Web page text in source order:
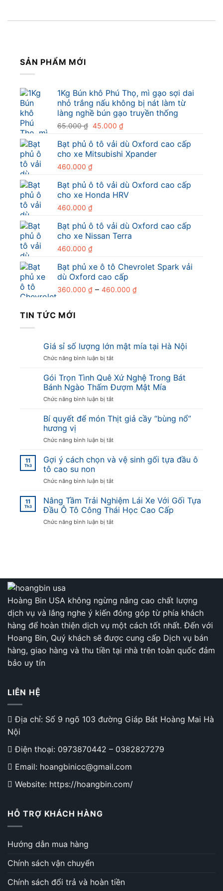
SẢN PHẨM MỚI
1Kg Bún khô Phú Thọ, mì gạo sợi dai
nhỏ trắng nấu không bị nát làm từ
làng nghề bún gạo truyền thống
65.000₫ Giá
là:
65.000 ₫.
45.000₫Giá
tại
là:
Bạt phủ ô tô vải dù Oxford cao cấp
cho xe Mitsubishi Xpander
460.000 ₫
Bạt phủ ô tô vải dù Oxford cao cấp
cho xe Honda HRV
460.000 ₫
Bạt phủ ô tô vải dù Oxford cao cấp
cho xe Nissan Terra
460.000 ₫
Bạt phủ xe ô tô Chevrolet Spark vải
dù Oxford cao cấp
360.000 ₫ – 460.000 ₫Khoảng
460.000 ₫
TIN TỨC MỚI
Giá sỉ số lượng lớn mật mía tại Hà Nội
Chức năng bình luận bị tắtở
sỉ
số
lượng
lớn
mía
tại
Nội
Gói Trọn Tình Quê Xứ Nghệ Trong Bát
Bánh Ngào Thấm Đượm Mật Mía
Chức năng bình luận bị tắtở
Trọn
Tình
Xứ
Trong
Ngào
Đượm
Mật
Bí quyết để món Thịt giả cầy “bùng nổ”
hương vị
Chức năng bình luận bị tắtở
quyết
để
Thịt
cầy
“bùng
nổ”
hương
11
Th3
Gợi ý cách chọn và vệ sinh gối tựa đầu ô
tô cao su non
Chức năng bình luận bị tắtở
cách
chọn
và
su
non
11
Th3
Nâng Tầm Trải Nghiệm Lái Xe Với Gối Tựa
Đầu Ô Tô Công Thái Học Cao Cấp
Chức năng bình luận bị tắtở
Với
Tựa
Đầu
Ô
Tô
Công
Thái
Học
Cao
Hoàng Bin USA không ngừng nâng cao chất lượng
dịch vụ và lắng nghe ý kiến đóng góp từ phía khách
hàng để hoàn thiện dịch vụ một cách tốt nhất. Đến với
Hoang Bin, Quý khách sẽ được cung cấp Dịch vụ bán
hàng, giao hàng và thu tiền tại nhà trên toàn quốc đảm
bảo uy tín
LIÊN HỆ
Địa chỉ: Số 9 ngõ 103 đường Giáp Bát Hoàng Mai Hà
Nội
Điện thoại: 0973870442 – 0382827279
Email: hoangbinicc@gmail.com
Website: https://hoangbin.com/
HỖ TRỢ KHÁCH HÀNG
Hướng dẫn mua hàng
Chính sách vận chuyển
Chính sách đổi trả và hoàn tiền